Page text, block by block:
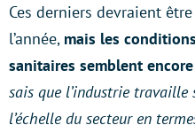
Ces derniers devraient
l’année, mais les
sanitaires semblent
sais que l’industrie travaille
l’échelle du secteur en